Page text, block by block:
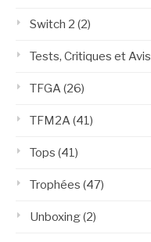
Switch 2 (2)
Tests, Critiques et Avis
TFGA(26)
TFM2A(41)
Tops (41)
Trophées (47)
Unboxing(2)